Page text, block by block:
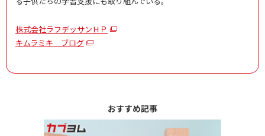
株式会社ラフデッサンＨＰ
キムラミキ ブログ
おすすめ記事